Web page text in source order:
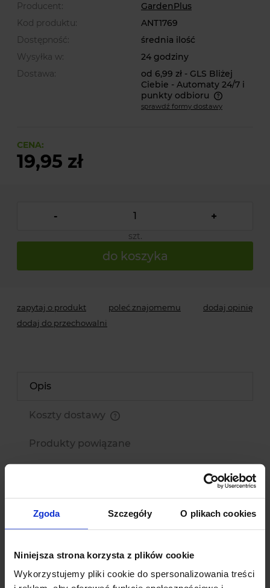
Zgoda Szczegóły O plikach cookies
Niniejsza strona korzysta z plików cookie
Wykorzystujemy pliki cookie do spersonalizowania treści
Producent:
GardenPlus
Kod produktu:
ANT1769
Dostępność:
średnia ilość
Wysyłka w:
24 godziny
Dostawa:
od 6,99 zł - GLS Bliżej
Ciebie - Automaty 24/7 i
punkty odbioru
Cena nie zawiera ewentualnych kosztów płatności
sprawdź formy dostawy
CENA:
19,95 zł
- +
szt.
do koszyka
zapytaj o produkt poleć znajomemu
dodaj opinię
dodaj do przechowalni
Opis
Koszty dostawy
Produkty powiązane
Wiszący wieniec świąteczny rattan złoty.
Idealnie zdobi wnętrze pomieszczenia a także może
Elementy bardzo solidnie przymocowane do
wieńca. Wykonany z tworzywa sztucznego.